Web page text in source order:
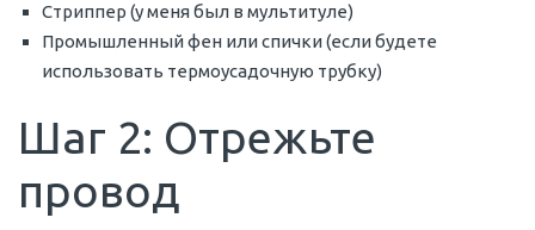
Стриппер (у меня был в мультитуле)
Промышленный фен или спички (если будете
использовать термоусадочную трубку)
Шаг 2: Отрежьте
провод